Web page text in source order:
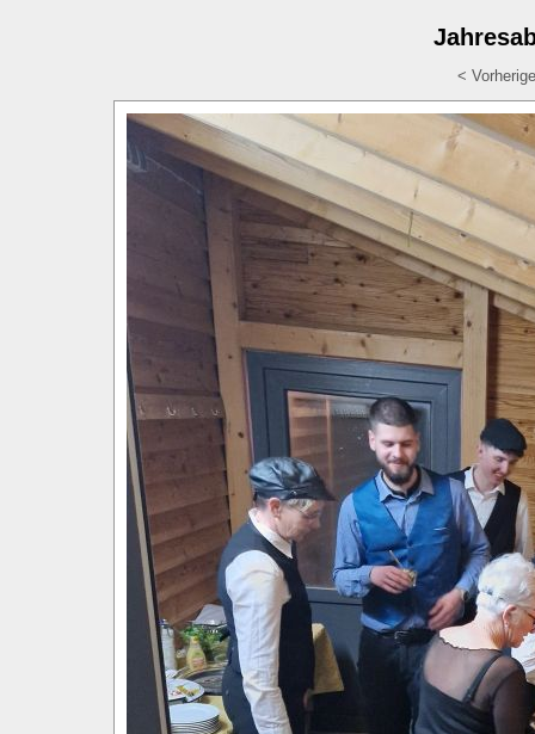
< Vorherige